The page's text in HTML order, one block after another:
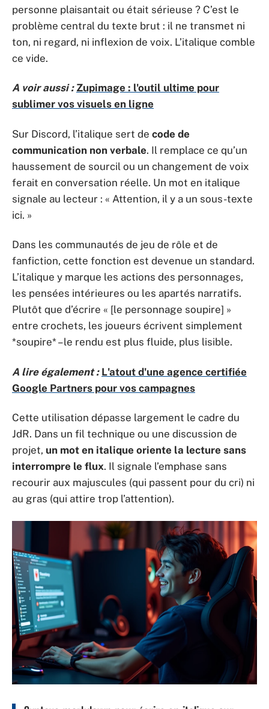
personne plaisantait ou était sérieuse ? C’est le
problème central du texte brut : il ne transmet ni
ton, ni regard, ni inflexion de voix. L’italique comble
ce vide.
A voir aussi : Zupimage : l'outil ultime pour
sublimer vos visuels en ligne
Sur Discord, l’italique sert de code de
communication non verbale. Il remplace ce qu’un
haussement de sourcil ou un changement de voix
ferait en conversation réelle. Un mot en italique
signale au lecteur : « Attention, il y a un sous-texte
ici. »
Dans les communautés de jeu de rôle et de
fanfiction, cette fonction est devenue un standard.
L’italique y marque les actions des personnages,
les pensées intérieures ou les apartés narratifs.
Plutôt que d’écrire « [le personnage soupire] »
entre crochets, les joueurs écrivent simplement
*soupire* – le rendu est plus fluide, plus lisible.
A lire également : L'atout d'une agence certifiée
Google Partners pour vos campagnes
Cette utilisation dépasse largement le cadre du
JdR. Dans un fil technique ou une discussion de
projet, un mot en italique oriente la lecture sans
interrompre le flux. Il signale l’emphase sans
recourir aux majuscules (qui passent pour du cri) ni
au gras (qui attire trop l’attention).